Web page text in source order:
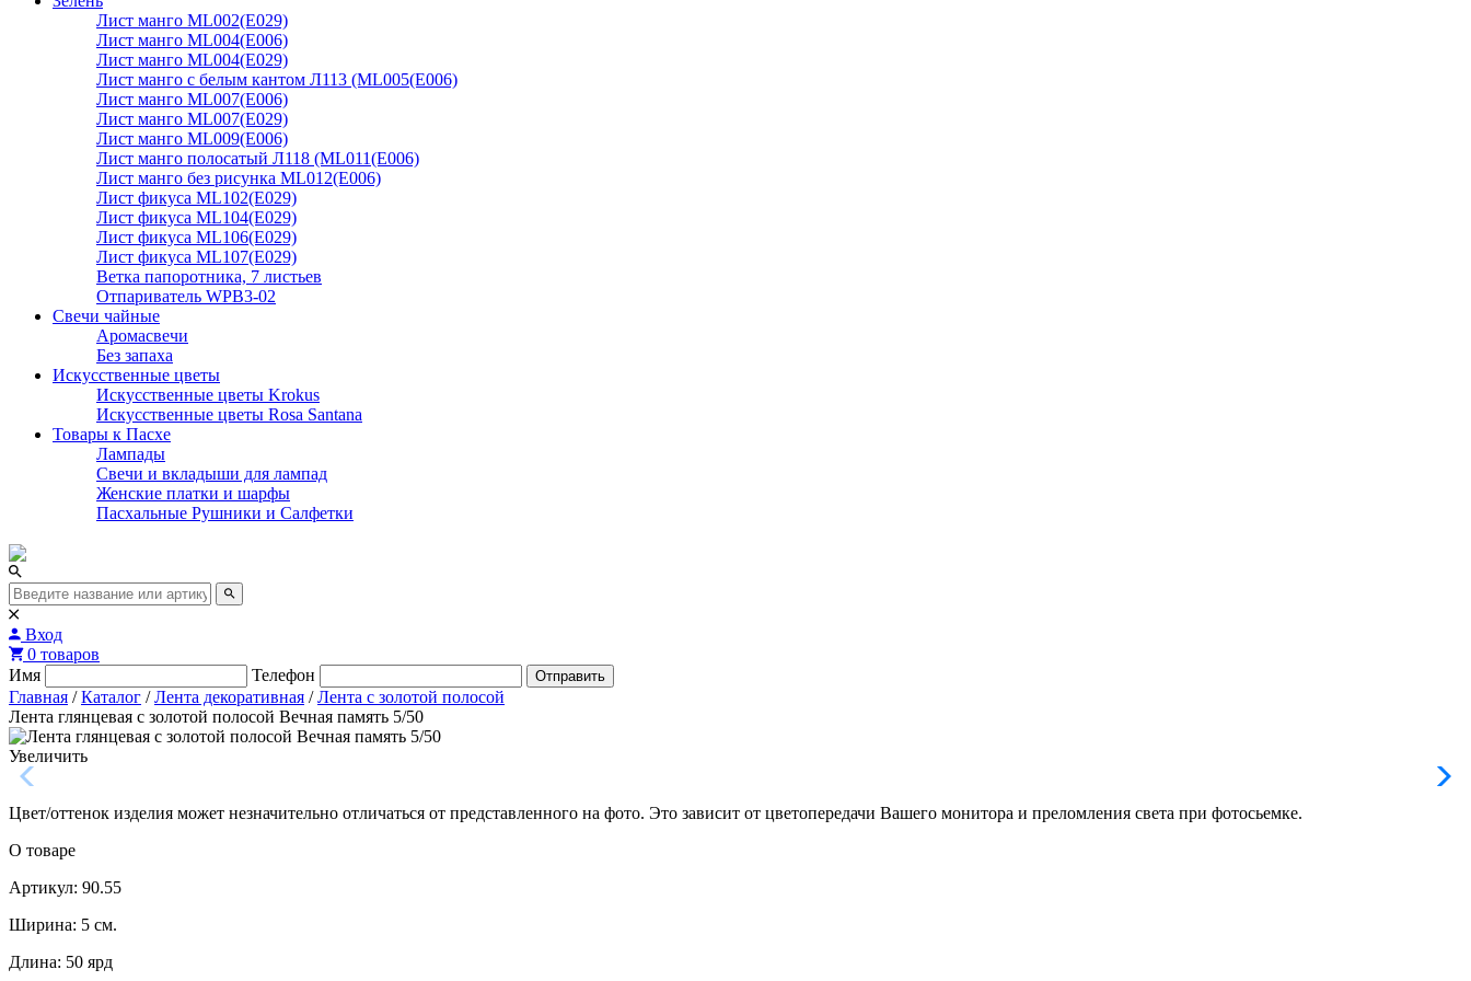
Лист манго ML002(E029)
Лист манго ML004(E006)
Лист манго ML004(E029)
Лист манго с белым кантом Л113 (ML005(E006)
Лист манго ML007(E006)
Лист манго ML007(E029)
Лист манго ML009(E006)
Лист манго полосатый Л118 (ML011(E006)
Лист манго без рисунка ML012(E006)
Лист фикуса ML102(E029)
Лист фикуса ML104(E029)
Лист фикуса ML106(E029)
Лист фикуса ML107(E029)
Ветка папоротника, 7 листьев
Отпариватель WPB3-02
Свечи чайные
Аромасвечи
Без запаха
Искусственные цветы
Искусственные цветы Krokus
Искусственные цветы Rosa Santana
Товары к Пасхе
Лампады
Свечи и вкладыши для лампад
Женские платки и шарфы
Пасхальные Рушники и Салфетки
Вход
0 товаров
Имя
Телефон Отправить
Главная / Каталог / Лента декоративная / Лента с золотой полосой
Лента глянцевая с золотой полосой Вечная память 5/50
Увеличить
Цвет/оттенок изделия может незначительно отличаться от представленного на фото. Это зависит от цветопередачи Вашего монитора и преломления света при фотосьемке.
О товаре
Артикул: 90.55
Ширина: 5 см.
Длина: 50 ярд